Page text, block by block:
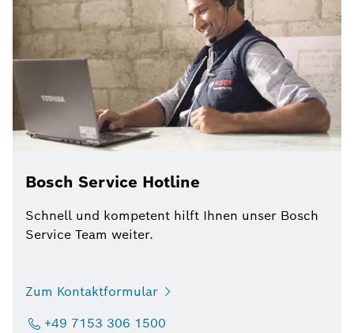
Bosch Service Hotline
Schnell und kompetent hilft Ihnen unser Bosch
Service Team weiter.
Zum Kontaktformular
+49 7153 306 1500